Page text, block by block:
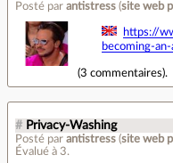
Posté par antistress (site web
https://
becoming-
(3 commentaires).
# Privacy-Washing
Posté par antistress (site web
Évalué à 3.